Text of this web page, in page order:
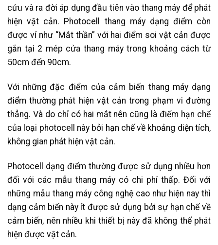
cứu và ra đời áp dụng đầu tiên vào thang máy để phát
hiện vật cản. Photocell thang máy dạng điểm còn
được ví như “Mắt thần” với hai điểm soi vật cản được
gắn tại 2 mép cửa thang máy trong khoảng cách từ
50cm đến 90cm.
Với những đặc điểm của cảm biến thang máy dạng
điểm thường phát hiện vật cản trong phạm vi đường
thẳng. Và do chỉ có hai mắt nên cũng là điểm hạn chế
của loại photocell này bởi hạn chế về khoảng diện tích,
không gian phát hiện vật cản.
Photocell dạng điểm thường được sử dụng nhiều hơn
đối với các mẫu thang máy có chi phí thấp. Đối với
những mẫu thang máy công nghệ cao như hiện nay thì
dạng cảm biến này ít được sử dụng bởi sự hạn chế về
cảm biến, nên nhiều khi thiết bị này đã không thể phát
hiện được vật cản.